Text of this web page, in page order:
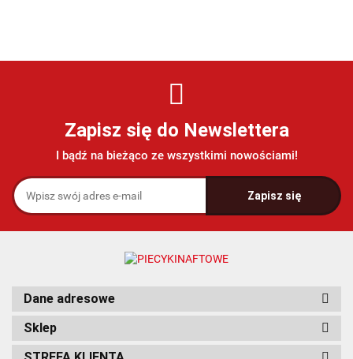
Zapisz się do Newslettera
I bądź na bieżąco ze wszystkimi nowościami!
Dane adresowe
Sklep